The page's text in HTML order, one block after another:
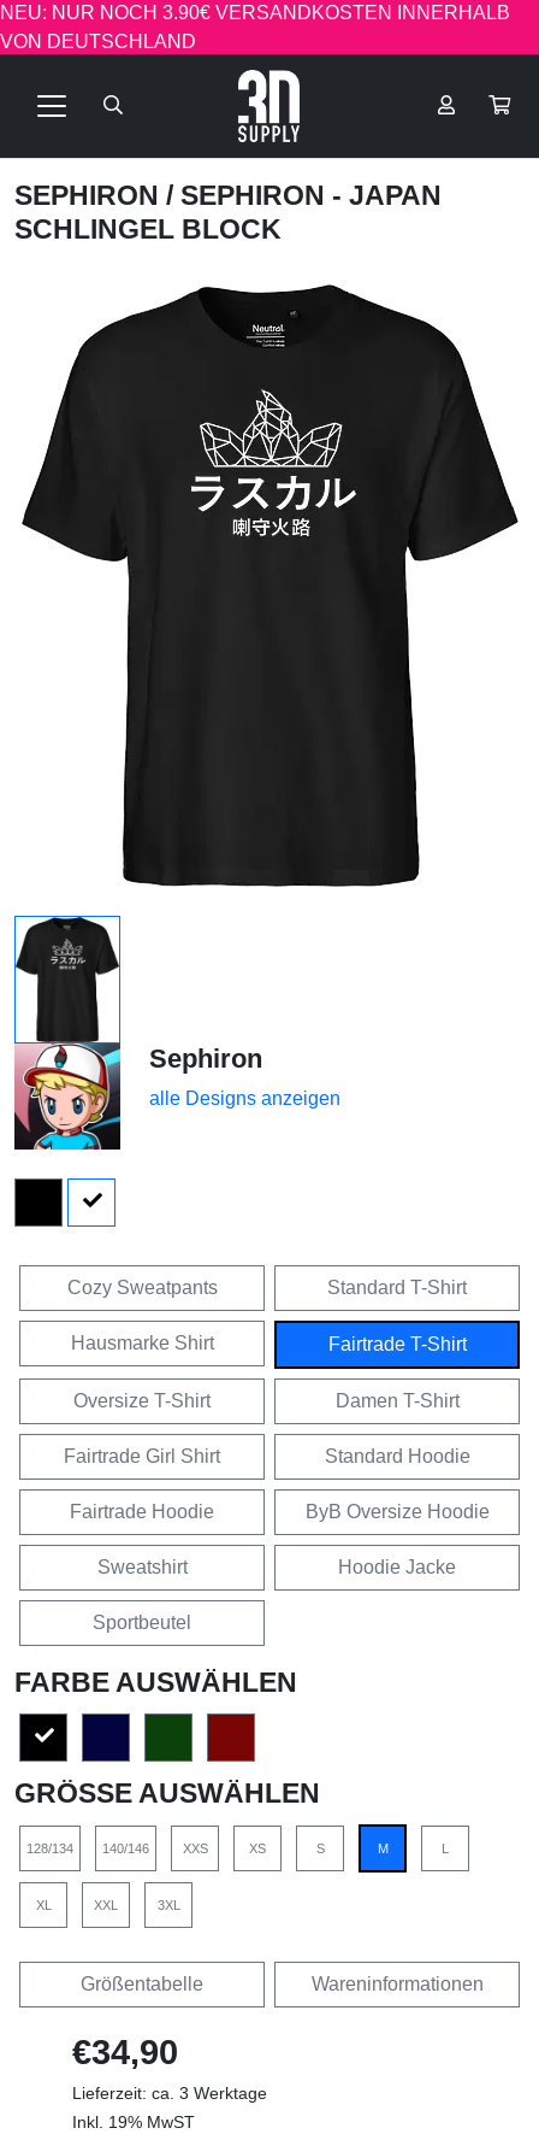
NEU: NUR NOCH 3.90€ VERSANDKOSTEN INNERHALB
VON DEUTSCHLAND
SEPHIRON / SEPHIRON - JAPAN
SCHLINGEL BLOCK
Sephiron
alle Designs anzeigen
Cozy Sweatpants Standard T-Shirt
Hausmarke Shirt Fairtrade T-Shirt
Oversize T-Shirt Damen T-Shirt
Fairtrade Girl Shirt Standard Hoodie
Fairtrade Hoodie ByB Oversize Hoodie
Sweatshirt Hoodie Jacke
Sportbeutel
FARBE AUSWÄHLEN
GRÖSSE AUSWÄHLEN
128/134 140/146 XXS XS S M L
XL XXL 3XL
Größentabelle Wareninformationen
€34,90
Lieferzeit: ca. 3 Werktage
Inkl. 19% MwST